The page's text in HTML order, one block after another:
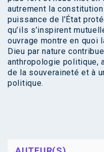
autrement la
puissance de l’État
qu’ils s’inspirent
ouvrage montre en quoi
Dieu par nature
anthropologie politique,
de la souveraineté et à
politique.